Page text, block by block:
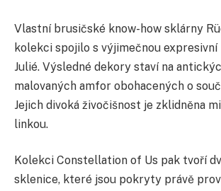
Vlastní brusičské know-how sklárny
kolekci spojilo s výjimečnou
Julié. Výsledné dekory staví na
malovaných amfor obohacených o
Jejich divoká živočišnost je zklidněna
linkou.
Kolekci Constellation of Us pak tvoří
sklenice, které jsou pokryty právě